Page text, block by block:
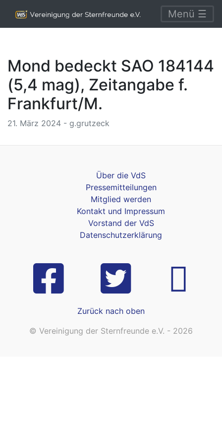
Menü ☰
Mond bedeckt SAO 184144
(5,4 mag), Zeitangabe f.
Frankfurt/M.
21. März 2024 - g.grutzeck
Über die VdS
Pressemitteilungen
Mitglied werden
Kontakt und Impressum
Vorstand der VdS
Datenschutzerklärung
Zurück nach oben
© Vereinigung der Sternfreunde e.V. - 2026